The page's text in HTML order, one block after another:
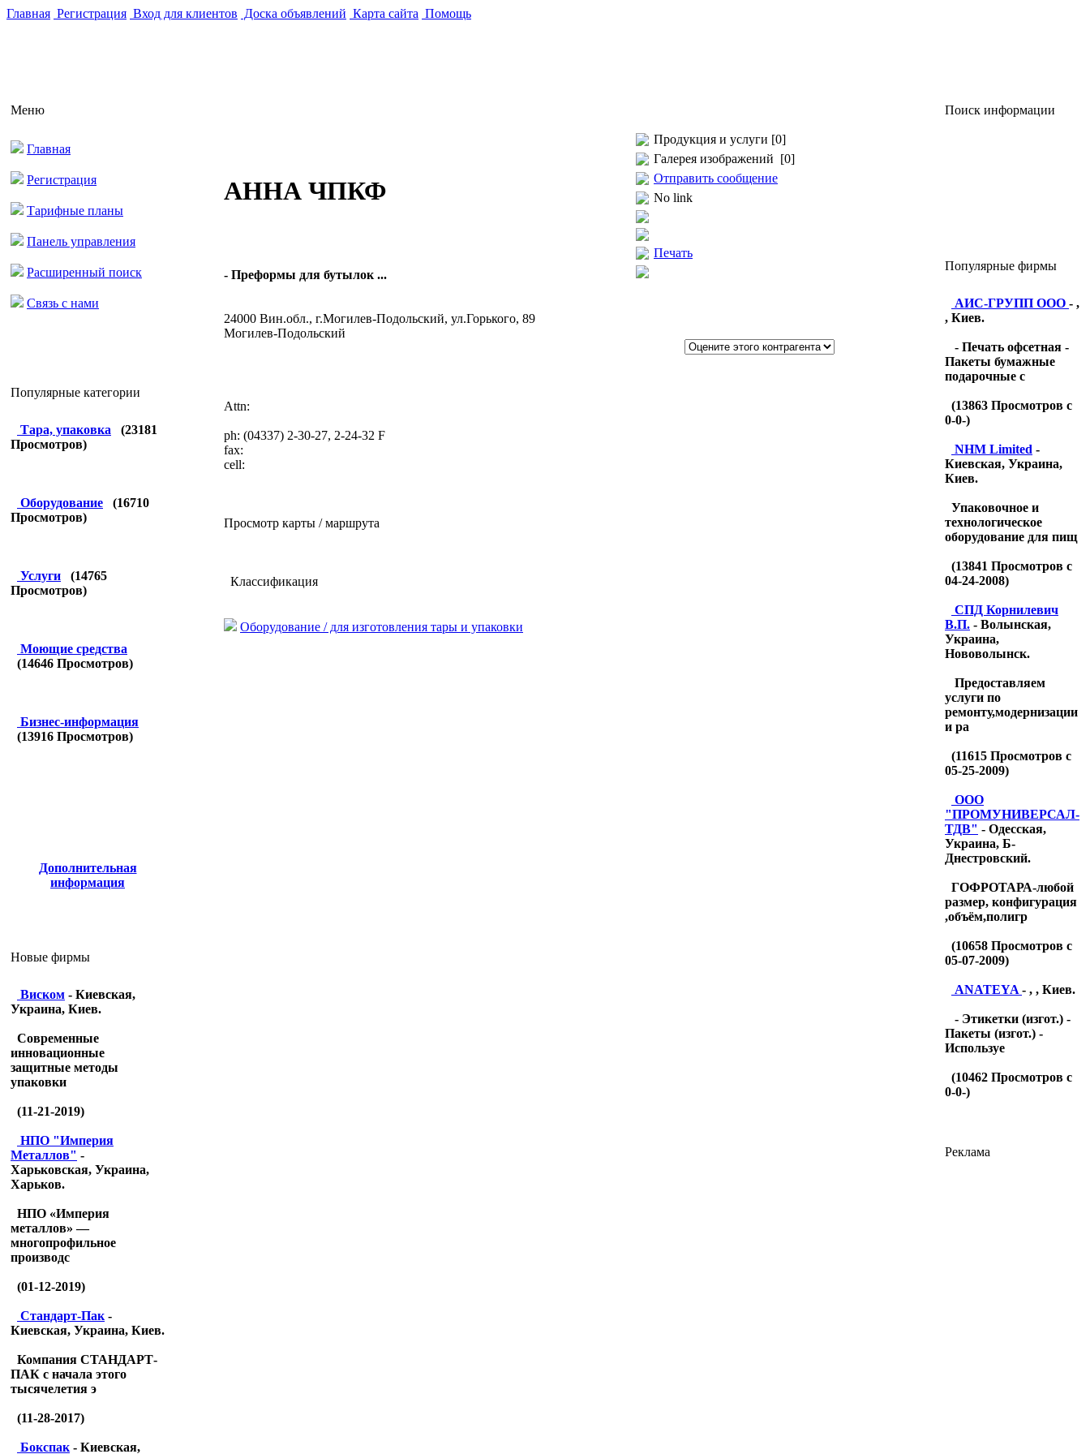
Главная Регистрация Вход для клиентов Доска объявлений Карта сайта Помощь
Меню
Главная
Регистрация
Тарифные планы
Панель управления
Расширенный поиск
Связь с нами
Популярные категории
Тара, упаковка (23181
Просмотров)
Оборудование (16710
Просмотров)
Услуги (14765
Просмотров)
Моющие средства
(14646 Просмотров)
Бизнес-информация
(13916 Просмотров)
Дополнительная
информация
Новые фирмы
Виском - Киевская,
Украина, Киев.
Современные
инновационные
защитные методы
упаковки
(11-21-2019)
НПО "Империя
Металлов" -
Харьковская, Украина,
Харьков.
НПО «Империя
металлов» —
многопрофильное
производс
(01-12-2019)
Стандарт-Пак -
Киевская, Украина, Киев.
Компания СТАНДАРТ-
ПАК с начала этого
тысячелетия э
(11-28-2017)
Бокспак - Киевская,
АННА ЧПКФ
- Преформы для бутылок ...
24000 Вин.обл., г.Могилев-Подольский, ул.Горького, 89
Могилев-Подольский
Attn:
ph: (04337) 2-30-27, 2-24-32 F
fax:
cell:
Просмотр карты / маршрута
Классификация
Оборудование / для изготовления тары и упаковки
Продукция и услуги [0]
Галерея изображений [0]
Отправить сообщение
No link
Печать
Поиск информации
Популярные фирмы
АИС-ГРУПП ООО - ,
, Киев.
- Печать офсетная -
Пакеты бумажные
подарочные с
(13863 Просмотров с
0-0-)
NHM Limited -
Киевская, Украина,
Киев.
Упаковочное и
технологическое
оборудование для пищ
(13841 Просмотров с
04-24-2008)
CПД Корнилевич
В.П. - Волынская,
Украина,
Нововолынск.
Предоставляем
услуги по
ремонту,модернизации
и ра
(11615 Просмотров с
05-25-2009)
OOO
"ПРОМУНИВЕРСАЛ-
ТДB" - Одесская,
Украина, Б-
Днестровский.
ГОФРОТАРА-любой
размер, конфигурация
,объём,полигр
(10658 Просмотров с
05-07-2009)
ANATEYA - , , Киев.
- Этикетки (изгот.) -
Пакеты (изгот.) -
Используе
(10462 Просмотров с
0-0-)
Реклама